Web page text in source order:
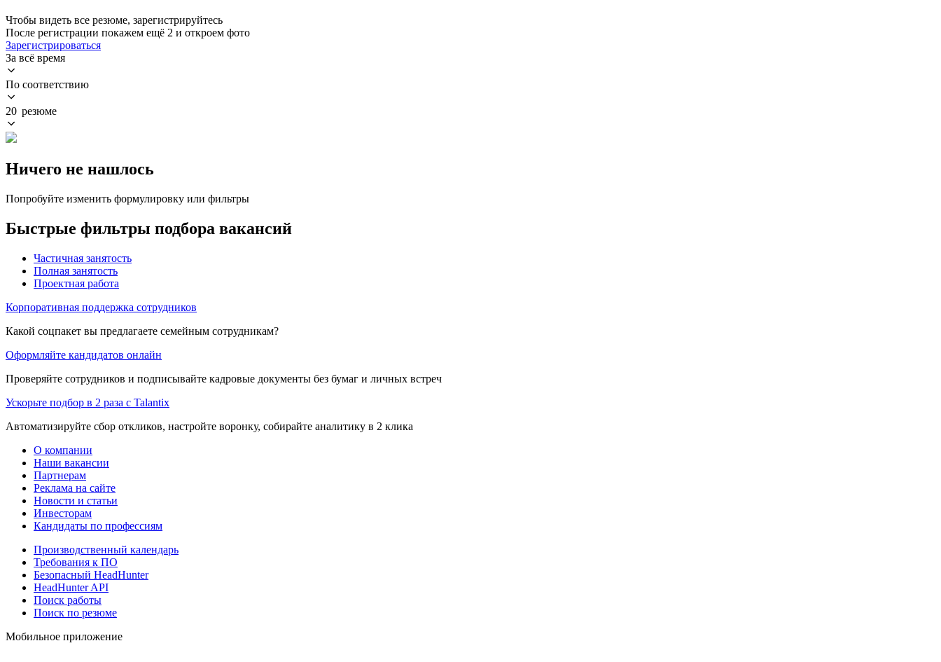
Чтобы видеть все резюме, зарегистрируйтесь
После регистрации покажем ещё 2 и откроем фото
Зарегистрироваться
За всё время
По соответствию
20 резюме
Ничего не нашлось
Попробуйте изменить формулировку или фильтры
Быстрые фильтры подбора вакансий
Частичная занятость
Полная занятость
Проектная работа
Корпоративная поддержка сотрудников
Какой соцпакет вы предлагаете семейным сотрудникам?
Оформляйте кандидатов онлайн
Проверяйте сотрудников и подписывайте кадровые документы без бумаг и личных встреч
Ускорьте подбор в 2 раза с Talantix
Автоматизируйте сбор откликов, настройте воронку, собирайте аналитику в 2 клика
О компании
Наши вакансии
Партнерам
Реклама на сайте
Новости и статьи
Инвесторам
Кандидаты по профессиям
Производственный календарь
Требования к ПО
Безопасный HeadHunter
HeadHunter API
Поиск работы
Поиск по резюме
Мобильное приложение